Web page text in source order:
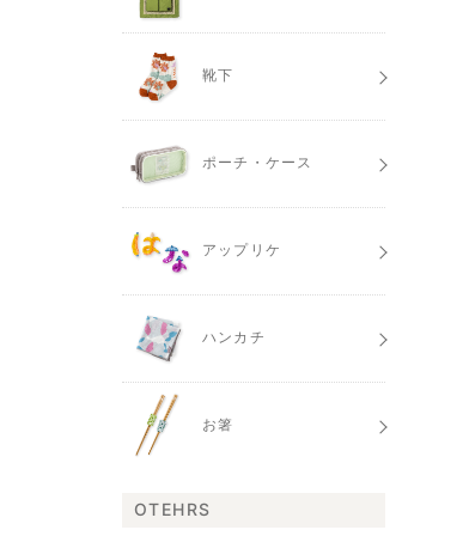
靴下
ポーチ・ケース
アップリケ
ハンカチ
お箸
OTEHRS